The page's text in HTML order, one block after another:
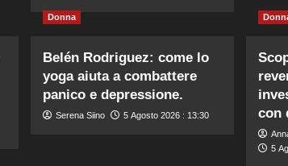
Donna
Belén Rodriguez: come lo
yoga aiuta a combattere
panico e depressione.
Serena Siino 5 Agosto 2026 : 13:30
con
5